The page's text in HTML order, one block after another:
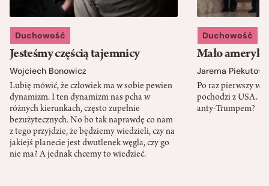
Duchowość
Jesteśmy częścią tajemnicy
Wojciech Bonowicz
Lubię mówić, że człowiek ma w sobie pewien
dynamizm. I ten dynamizm nas pcha w
różnych kierunkach, często zupełnie
bezużytecznych. No bo tak naprawdę co nam
z tego przyjdzie, że będziemy wiedzieli, czy na
jakiejś planecie jest dwutlenek węgla, czy go
nie ma? A jednak chcemy to wiedzieć.
Duchowość
Mało
Jarema
Po raz pierwszy w
pochodzi z USA.
anty-Trumpem?